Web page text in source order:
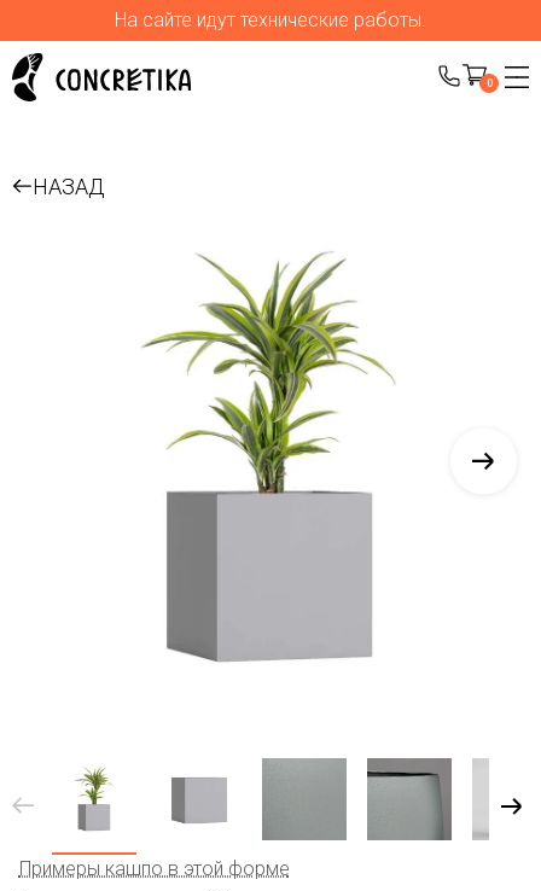
На сайте идут технические работы.
0
НАЗАД
Примеры кашпо в этой форме